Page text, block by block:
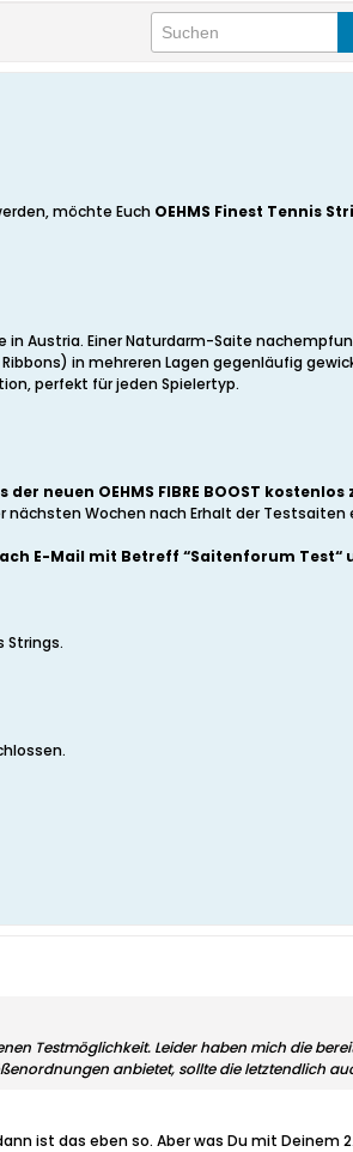
möchte Euch OEHMS Finest Tennis
Austria. Einer Naturdarm-Saite
in mehreren Lagen gegenläufig
perfekt für jeden Spielertyp.
der neuen OEHMS FIBRE BOOST
Wochen nach Erhalt der Testsaiten
E-Mail mit Betreff “Saitenforum
Strings.
Testmöglichkeit. Leider haben mich die
anbietet, sollte die letztendlich
ist das eben so. Aber was Du mit Deinem